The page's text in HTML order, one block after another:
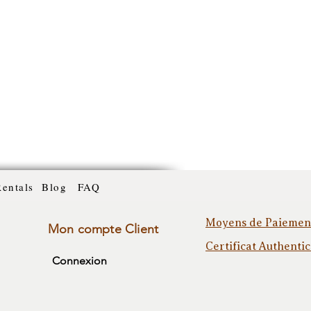
Blog FAQ
Mon compte Client
Connexion
Moyens de
Certificat